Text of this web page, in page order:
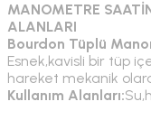
MANOMETRE
ALANLARI
Bourdon Tüplü
Esnek,kavisli bir tüp
hareket mekanik
Kullanım Alanları: